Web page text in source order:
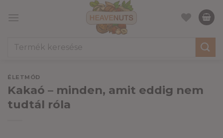
Keresés
ÉLETMÓD
Kakaó – minden, amit eddig nem
tudtál róla